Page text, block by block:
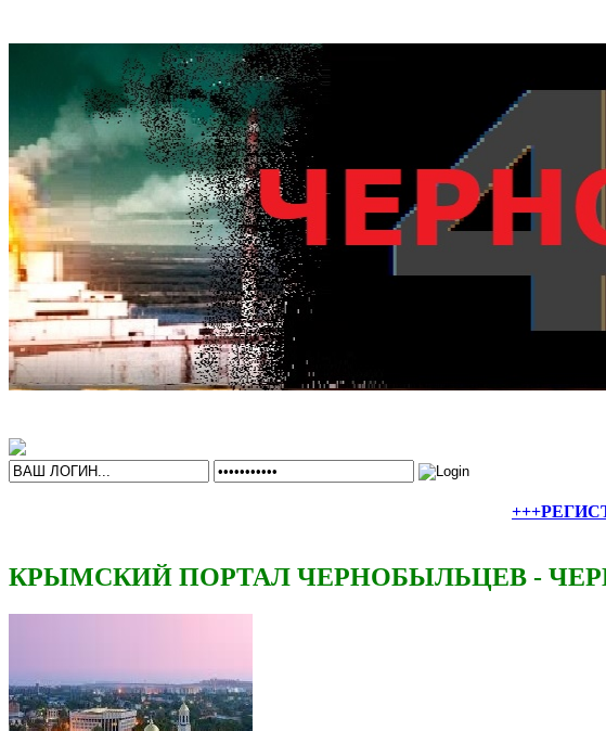
КРЫМСКИЙ ПОРТАЛ ЧЕРНОБЫЛЬЦЕВ -